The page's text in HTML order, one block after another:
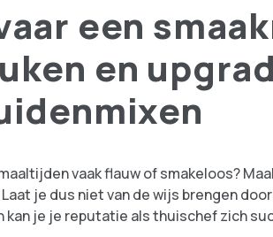
een
en
vaak flauw of smakeloos?
je dus niet van de wijs brengen
kan je je reputatie als thuischef zich